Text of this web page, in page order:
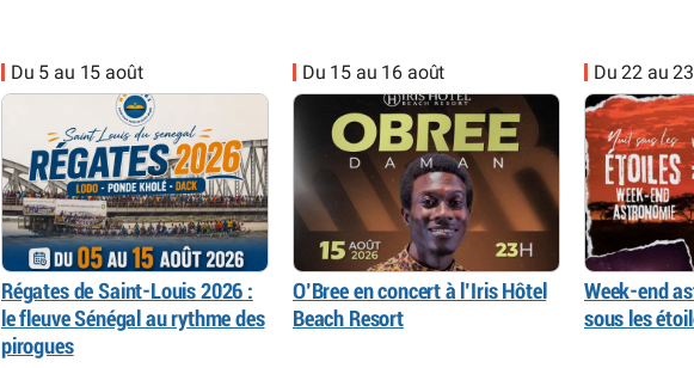
Du 5 au 15 août
Régates de Saint-Louis 2026 :
le fleuve Sénégal au rythme des
pirogues
Du 15 au 16 août
O’Bree en concert à l’Iris Hôtel
Beach Resort
Du 22 au
Week-end
sous les